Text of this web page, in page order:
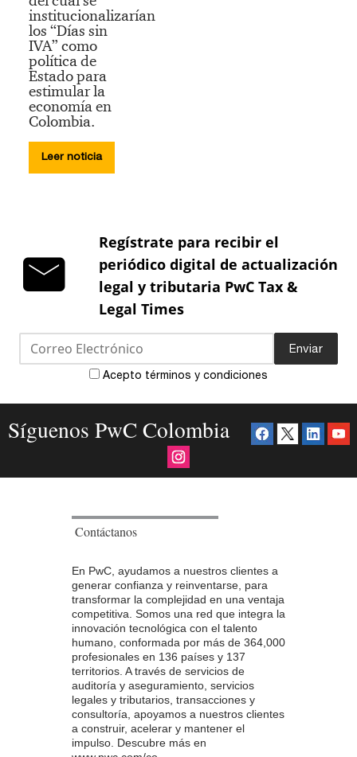
institucionalizarían
los “Días sin
IVA” como
política de
Estado para
estimular la
economía en
Colombia.
Leer noticia
Regístrate para recibir el
periódico digital de actualización
legal y tributaria PwC Tax &
Legal Times
Enviar
Acepto términos y condiciones
Síguenos PwC Colombia
Contáctanos
En PwC, ayudamos a nuestros clientes a
generar confianza y reinventarse, para
transformar la complejidad en una ventaja
competitiva. Somos una red que integra la
innovación tecnológica con el talento
humano, conformada por más de 364,000
profesionales en 136 países y 137
territorios. A través de servicios de
auditoría y aseguramiento, servicios
legales y tributarios, transacciones y
consultoría, apoyamos a nuestros clientes
a construir, acelerar y mantener el
impulso. Descubre más en